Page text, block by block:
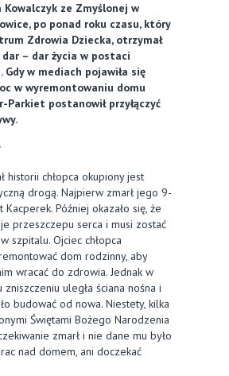
ze Zmyślonej w
po ponad roku czasu, który
Zdrowia Dziecka, otrzymał
– dar życia w postaci
Gdy w mediach pojawiła się
w wyremontowaniu domu
Parkiet postanowił przyłączyć
historii chłopca okupiony jest
drogą. Najpierw zmarł jego 9-
Kacperek. Później okazało się, że
przeszczepu serca i musi zostać
szpitalu. Ojciec chłopca
dom rodzinny, aby
wracać do zdrowia. Jednak w
uległa ściana nośna i
budować od nowa. Niestety, kilka
Świętami Bożego Narodzenia
zmarł i nie dane mu było
nad domem, ani doczekać